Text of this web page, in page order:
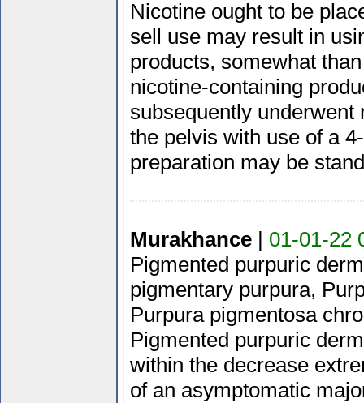
Nicotine ought to be
sell use may result in
products, somewhat
nicotine-containing
subsequently
the pelvis with use of a
preparation may be
Murakhance| 01-01-22
Pigmented purpuric
pigmentary purpura,
Purpura pigmentosa
Pigmented purpuric
within the decrease
of an asymptomatic